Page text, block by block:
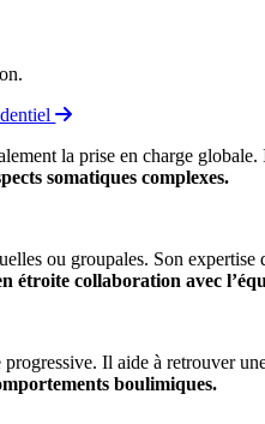
la prise en charge
somatiques complexes.
ou groupales. Son
étroite collaboration avec
Il aide à retrouver
boulimiques.